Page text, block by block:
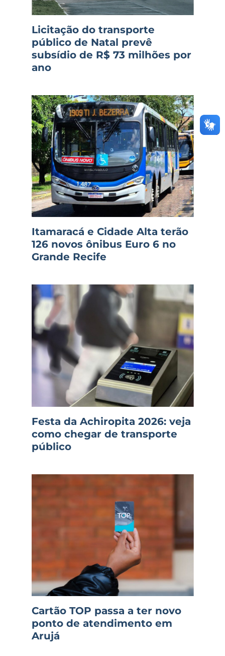
Licitação do transporte
público de Natal prevê
subsídio de R$ 73 milhões por
ano
Itamaracá e Cidade Alta terão
126 novos ônibus Euro 6 no
Grande Recife
Festa da Achiropita 2026: veja
como chegar de transporte
público
Cartão TOP passa a ter novo
ponto de atendimento em
Arujá